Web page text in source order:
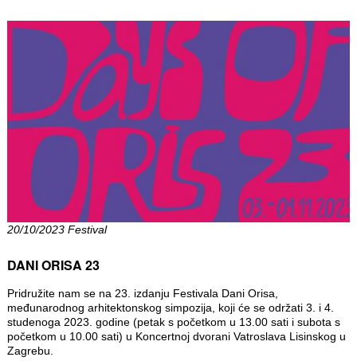
20/10/2023 Festival
DANI ORISA 23
Pridružite nam se na 23. izdanju Festivala Dani Orisa,
međunarodnog arhitektonskog simpozija, koji će se održati 3. i 4.
studenoga 2023. godine (petak s početkom u 13.00 sati i subota s
početkom u 10.00 sati) u Koncertnoj dvorani Vatroslava Lisinskog u
Zagrebu.